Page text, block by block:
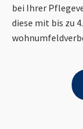
bei Ihrer
diese mit bis zu